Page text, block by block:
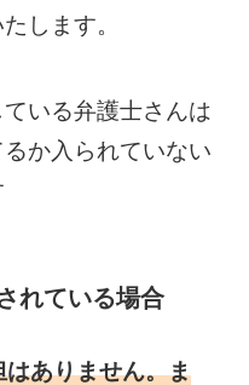
します。
いる弁護士さんは
か入られていない
れている場合
ありません。ま